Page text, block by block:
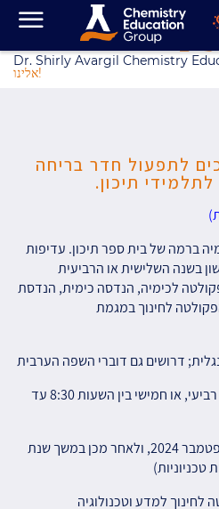
Dr. Shirly Avargil Chemistry
אלינו!
לתפעול חדר בריחה
תיכון.
ברמה של בית ספר תיכון. עדיפות
בשנה השלישית או הרביעית
לכימיה, הנדסה כימית, הנדסת
הפקולטה לחינוך במגמת
דרושים גם דוברי השפה הערבית
ימי ראשון, שני, רביעי, או חמישי בין השעות 8:30 עד
החל מחודש ספטמבר 2024, ולאחר מכן במשך שנת
לחינוך למדע וטכנולוגיה